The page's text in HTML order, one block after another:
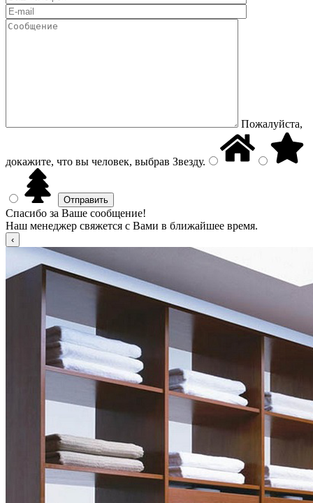
Пожалуйста,
докажите, что вы человек, выбрав Звезду.
Спасибо за Ваше сообщение!
Наш менеджер свяжется с Вами в ближайшее время.